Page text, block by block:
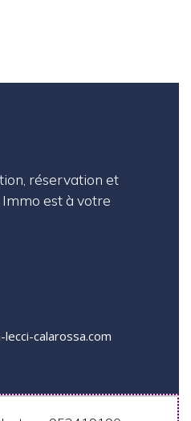
réservation et
est à votre
calarossa.com